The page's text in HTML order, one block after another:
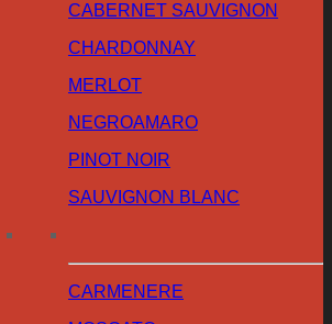
CABERNET SAUVIGNON
CHARDONNAY
MERLOT
NEGROAMARO
PINOT NOIR
SAUVIGNON BLANC
CARMENERE